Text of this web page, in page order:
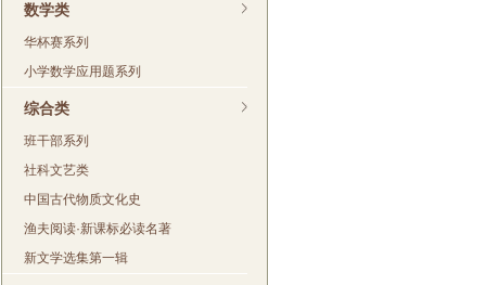
数学类
华杯赛系列
小学数学应用题系列
综合类
班干部系列
社科文艺类
中国古代物质文化史
渔夫阅读·新课标必读名著
新文学选集第一辑